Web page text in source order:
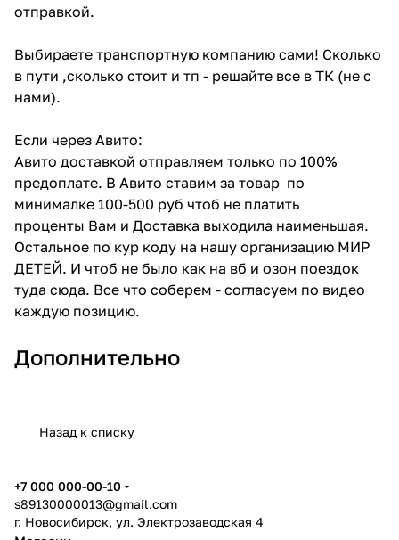
отправкой.
Выбираете транспортную компанию сами! Сколько
в пути ,сколько стоит и тп - решайте все в ТК (не с
нами).
Если через Авито:
Авито доставкой отправляем только по 100%
предоплате. В Авито ставим за товар по
минималке 100-500 руб чтоб не платить
проценты Вам и Доставка выходила наименьшая.
Остальное по кур коду на нашу организацию МИР
ДЕТЕЙ. И чтоб не было как на вб и озон поездок
туда сюда. Все что соберем - согласуем по видео
каждую позицию.
Дополнительно
Назад к списку
+7 000 000-00-10
s89130000013@gmail.com
г. Новосибирск, ул. Электрозаводская 4